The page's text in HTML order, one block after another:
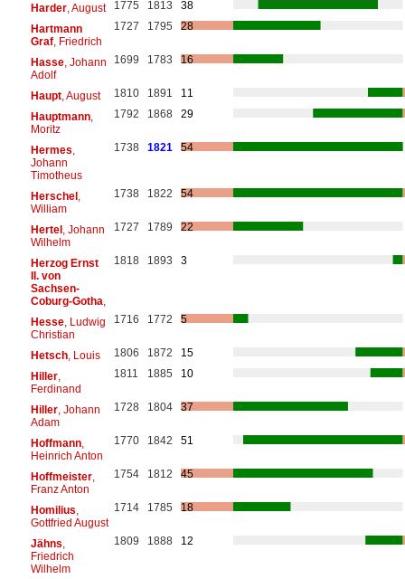
Harder, August 1775 1813
38
Hartmann
Graf, Friedrich
1727 1795 28
Hasse, Johann
Adolf
1699 1783 16
Haupt, August 1810 1891
11
Hauptmann,
Moritz
1792 1868 29
Hermes
Johann
Timotheus
1738 1821 54
Herschel,
William
1738 1822 54
Hertel, Johann
Wilhelm
1727 1789 22
Herzog Ernst
II. von
Sachsen-
Coburg-Gotha
1818 1893 3
Hesse, Ludwig
Christian
1716 1772 5
Hetsch, Louis 1806 1872
15
Hiller,
Ferdinand
1811 1885 10
Hiller, Johann
Adam
1728 1804 37
Hoffmann,
Heinrich Anton
1770 1842 51
Hoffmeister,
Franz Anton
1754 1812 45
Homilius
Gottfried August
1714 1785 18
Jähns
Friedrich
Wilhelm
1809 1888 12